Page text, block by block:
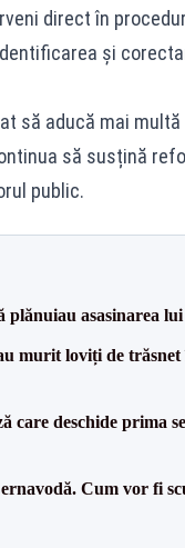
direct în
și
să aducă mai
să susțină
public.
plănuiau asasinarea
murit loviți de
care deschide prima
Cum vor fi